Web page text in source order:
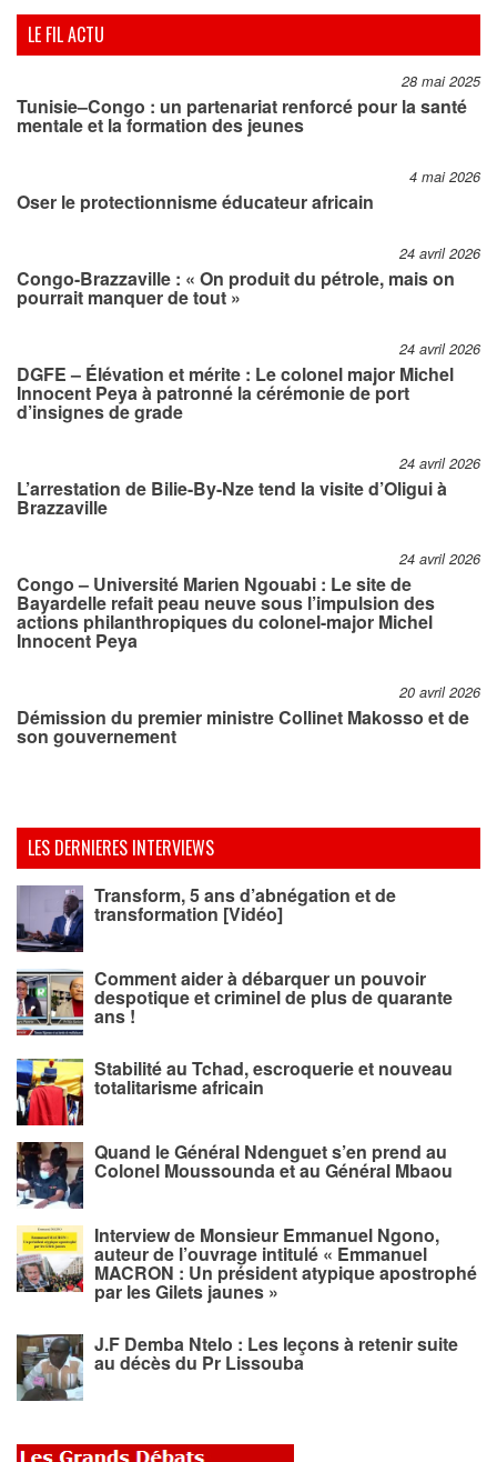
LE FIL ACTU
28 mai 2025
Tunisie–Congo : un partenariat renforcé pour la santé
mentale et la formation des jeunes
4 mai 2026
Oser le protectionnisme éducateur africain
24 avril 2026
Congo-Brazzaville : « On produit du pétrole, mais on
pourrait manquer de tout »
24 avril 2026
DGFE – Élévation et mérite : Le colonel major Michel
Innocent Peya à patronné la cérémonie de port
d’insignes de grade
24 avril 2026
L’arrestation de Bilie-By-Nze tend la visite d’Oligui à
Brazzaville
24 avril 2026
Congo – Université Marien Ngouabi : Le site de
Bayardelle refait peau neuve sous l’impulsion des
actions philanthropiques du colonel-major Michel
Innocent Peya
20 avril 2026
Démission du premier ministre Collinet Makosso et de
son gouvernement
LES DERNIERES INTERVIEWS
Transform, 5 ans d’abnégation et de
transformation [Vidéo]
Comment aider à débarquer un pouvoir
despotique et criminel de plus de quarante
ans !
Stabilité au Tchad, escroquerie et nouveau
totalitarisme africain
Quand le Général Ndenguet s’en prend au
Colonel Moussounda et au Général Mbaou
Interview de Monsieur Emmanuel Ngono,
auteur de l’ouvrage intitulé « Emmanuel
MACRON : Un président atypique apostrophé
par les Gilets jaunes »
J.F Demba Ntelo : Les leçons à retenir suite
au décès du Pr Lissouba